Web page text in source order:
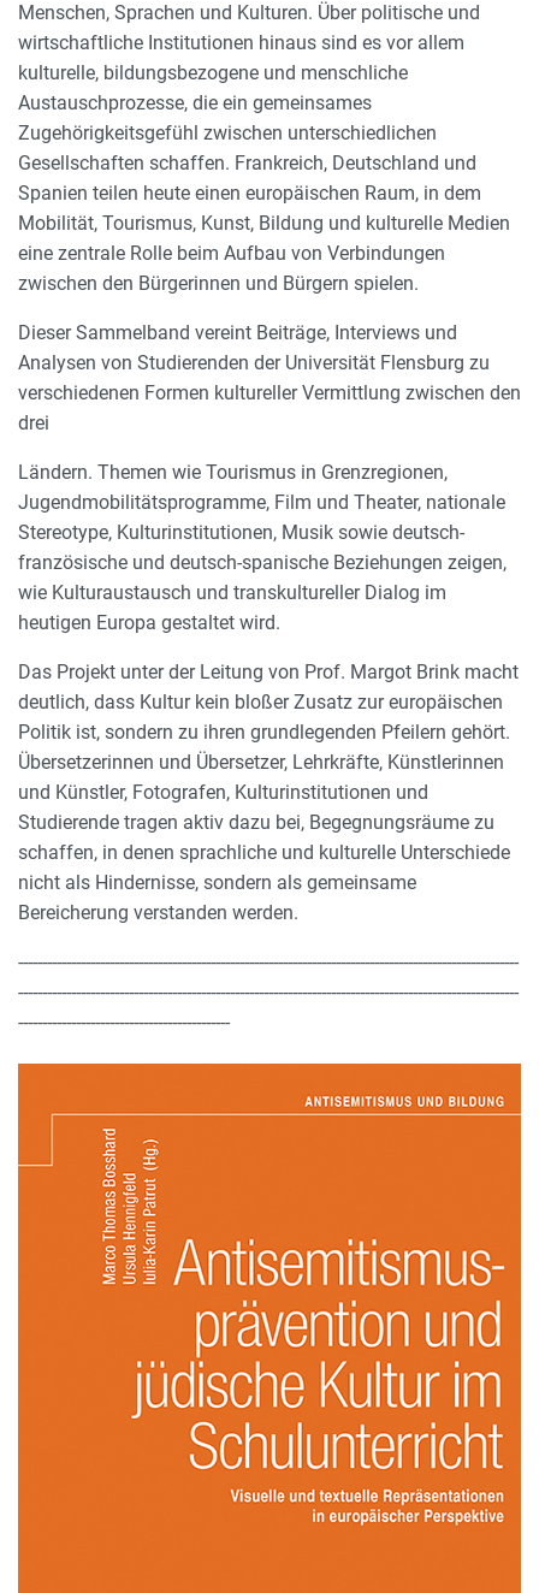
Menschen, Sprachen und Kulturen. Über politische und
wirtschaftliche Institutionen hinaus sind es vor allem
kulturelle, bildungsbezogene und menschliche
Austauschprozesse, die ein gemeinsames
Zugehörigkeitsgefühl zwischen unterschiedlichen
Gesellschaften schaffen. Frankreich, Deutschland und
Spanien teilen heute einen europäischen Raum, in dem
Mobilität, Tourismus, Kunst, Bildung und kulturelle Medien
eine zentrale Rolle beim Aufbau von Verbindungen
zwischen den Bürgerinnen und Bürgern spielen.
Dieser Sammelband vereint Beiträge, Interviews und
Analysen von Studierenden der Universität Flensburg zu
verschiedenen Formen kultureller Vermittlung zwischen den
drei
Ländern. Themen wie Tourismus in Grenzregionen,
Jugendmobilitätsprogramme, Film und Theater, nationale
Stereotype, Kulturinstitutionen, Musik sowie deutsch-
französische und deutsch-spanische Beziehungen zeigen,
wie Kulturaustausch und transkultureller Dialog im
heutigen Europa gestaltet wird.
Das Projekt unter der Leitung von Prof. Margot Brink macht
deutlich, dass Kultur kein bloßer Zusatz zur europäischen
Politik ist, sondern zu ihren grundlegenden Pfeilern gehört.
Übersetzerinnen und Übersetzer, Lehrkräfte, Künstlerinnen
und Künstler, Fotografen, Kulturinstitutionen und
Studierende tragen aktiv dazu bei, Begegnungsräume zu
schaffen, in denen sprachliche und kulturelle Unterschiede
nicht als Hindernisse, sondern als gemeinsame
Bereicherung verstanden werden.
--------------------------------------------------------------------------------------------------------
--------------------------------------------------------------------------------------------------------
--------------------------------------------